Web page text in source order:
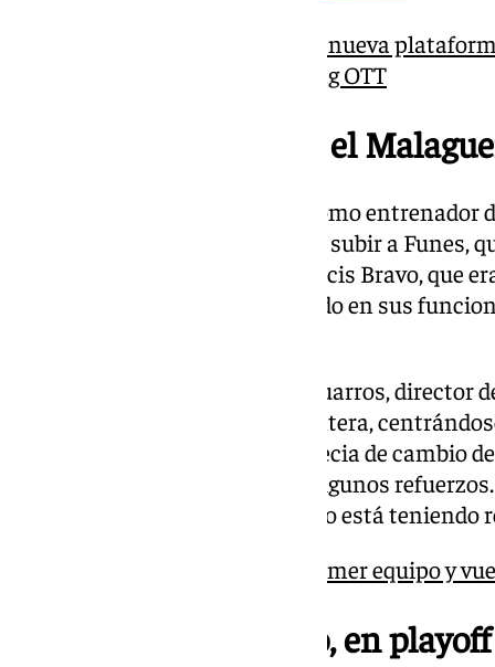
101TV presenta 101Play, su nueva
navegación web y streaming OTT
Cambio de míster en el
Con la destitución de Pellicer como
deportivo Loren Juarros decidió subir a Funes,
hueco de Funes lo ocupará Francis Bravo, que
ahora también ha sido ascendido en sus
La línea continuista de Loren Juarros, director
equipo se ha trasladado a la cantera,
Malagueño. Ha habido una especia de cambio
la subida de varios juveniles y algunos
mientras que Óscar González no está
Rafita no entrena con el primer equipo y
La Unión Malacitano, en playoff